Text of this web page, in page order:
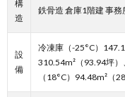
構
造
鉄骨造 倉庫1階建 事務
設
備
冷凍庫（-25°C）
310.54m²（93.94坪
（18°C）94.48m²（